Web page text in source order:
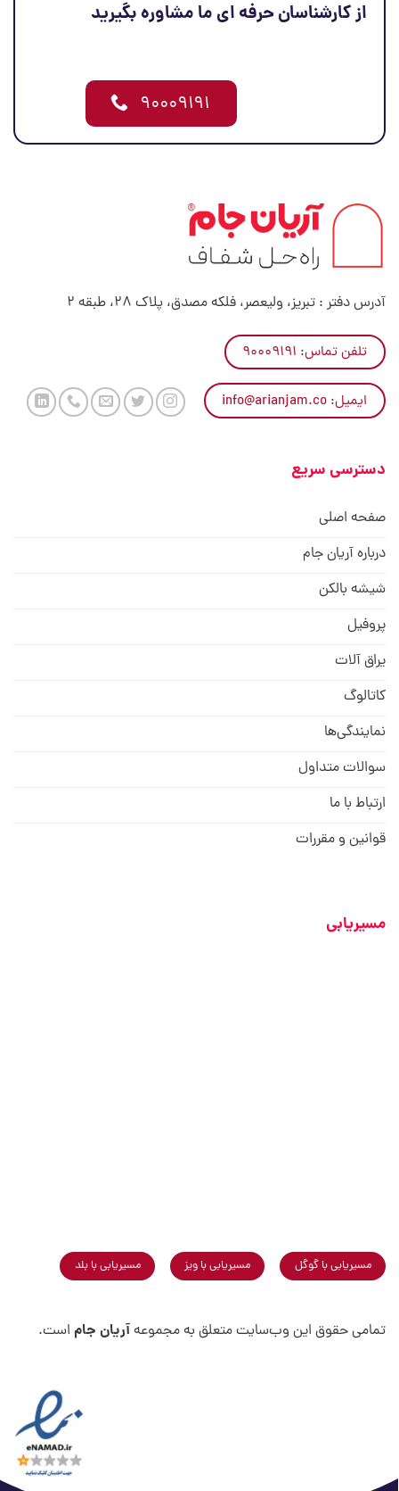
از کارشناسان حرفه ای ما مشاوره بگیرید
۹۰۰۰۹۱۹۱
آدرس دفتر : تبریز، ولیعصر، فلکه مصدق، پلاک 28، طبقه 2
تلفن تماس: ۹۰۰۰۹۱۹۱
ایمیل: info@arianjam.co
دسترسی سریع
صفحه اصلی
درباره آریان جام
شیشه بالکن
پروفیل
یراق آلات
کاتالوگ
نمایندگی‌ها
سوالات متداول
ارتباط با ما
قوانین و مقررات
مسیریابی
مسیریابی با گوگل مسیریابی با ویز مسیریابی با بلد
تمامی حقوق این وب‌سایت متعلق به مجموعهآریان جام است.